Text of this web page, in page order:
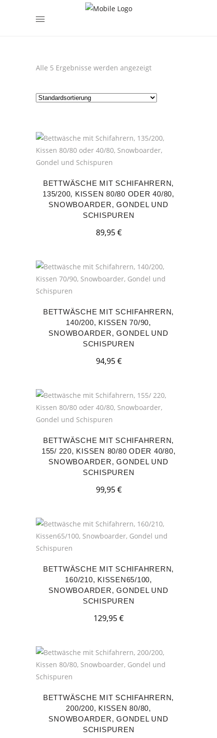
Alle 5 Ergebnisse werden angezeigt
BETTWÄSCHE MIT SCHIFAHRERN,
135/200, KISSEN 80/80 ODER 40/80,
SNOWBOARDER, GONDEL UND
SCHISPUREN
89,95€
BETTWÄSCHE MIT SCHIFAHRERN,
140/200, KISSEN 70/90,
SNOWBOARDER, GONDEL UND
SCHISPUREN
94,95€
BETTWÄSCHE MIT SCHIFAHRERN,
155/ 220, KISSEN 80/80 ODER 40/80,
SNOWBOARDER, GONDEL UND
SCHISPUREN
99,95€
BETTWÄSCHE MIT SCHIFAHRERN,
160/210, KISSEN65/100,
SNOWBOARDER, GONDEL UND
SCHISPUREN
129,95€
BETTWÄSCHE MIT SCHIFAHRERN,
200/200, KISSEN 80/80,
SNOWBOARDER, GONDEL UND
SCHISPUREN